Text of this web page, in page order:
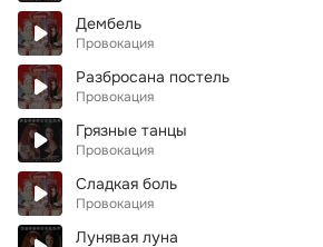
Дембель
Провокация
Разбросана постель
Провокация
Грязные танцы
Провокация
Сладкая боль
Провокация
Лунявая луна